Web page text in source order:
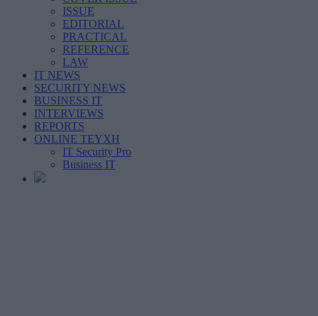
ISSUE
EDITORIAL
PRACTICAL
REFERENCE
LAW
IT NEWS
SECURITY NEWS
BUSINESS IT
INTERVIEWS
REPORTS
ONLINE ΤΕΥΧΗ
IT Security Pro
Business IT